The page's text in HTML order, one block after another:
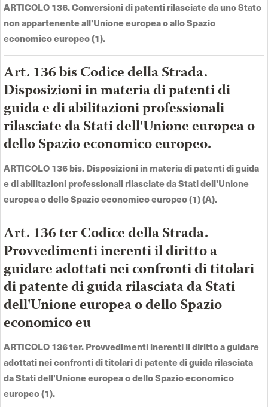
ARTICOLO 136. Conversioni di patenti rilasciate da uno Stato
non appartenente all'Unione europea o allo Spazio
economico europeo (1).
Art. 136 bis Codice della Strada.
Disposizioni in materia di patenti di
guida e di abilitazioni professionali
rilasciate da Stati dell'Unione europea o
dello Spazio economico europeo.
ARTICOLO 136 bis. Disposizioni in materia di patenti di guida
e di abilitazioni professionali rilasciate da Stati dell'Unione
europea o dello Spazio economico europeo (1) (A).
Art. 136 ter Codice della Strada.
Provvedimenti inerenti il diritto a
guidare adottati nei confronti di titolari
di patente di guida rilasciata da Stati
dell'Unione europea o dello Spazio
economico eu
ARTICOLO 136 ter. Provvedimenti inerenti il diritto a guidare
adottati nei confronti di titolari di patente di guida rilasciata
da Stati dell'Unione europea o dello Spazio economico
europeo (1).